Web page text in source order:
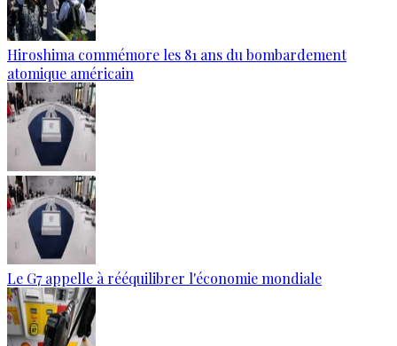
Hiroshima commémore les 81 ans du bombardement
atomique américain
Le G7 appelle à rééquilibrer l'économie mondiale